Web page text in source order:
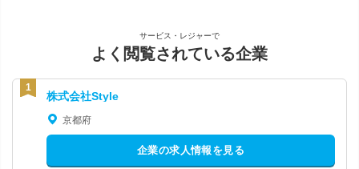
サービス・レジャーで
よく閲覧されている企業
株式会社Style
京都府
企業の求人情報を見る